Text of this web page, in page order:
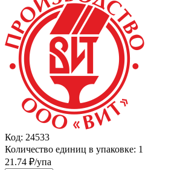
Код: 24533
Количество единиц в упаковке: 1
21.74 ₽/упа